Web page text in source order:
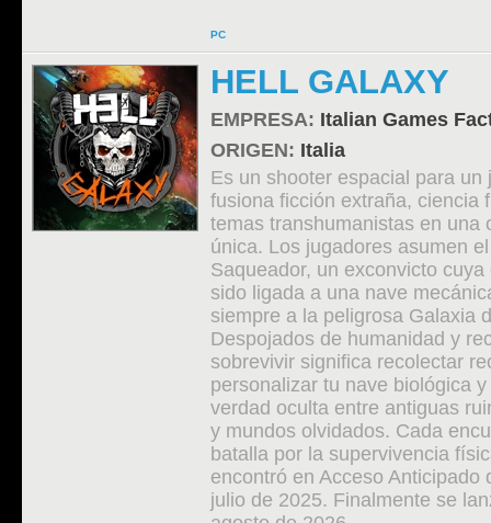
PC
HELL GALAXY
EMPRESA: Italian Games
ORIGEN: Italia
Es un shooter espacial para un
fusiona ficción extraña, ciencia
temas transhumanistas en una
única. Los jugadores asumen
Saqueador, un exconvicto
sido ligada a una nave
siempre a la peligrosa Galaxia
Despojados de humanidad y
sobrevivir significa recolectar
personalizar tu nave biológica
verdad oculta entre antiguas
y mundos olvidados. Cada
batalla por la supervivencia
encontró en Acceso Anticipado
julio de 2025. Finalmente se